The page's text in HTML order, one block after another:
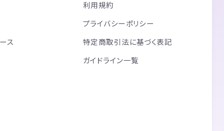
ス
利用規約
プライバシーポリシー
特定商取引法に基づく表記
ガイドライン一覧